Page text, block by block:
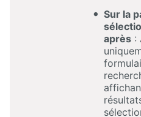
Sur la
après :